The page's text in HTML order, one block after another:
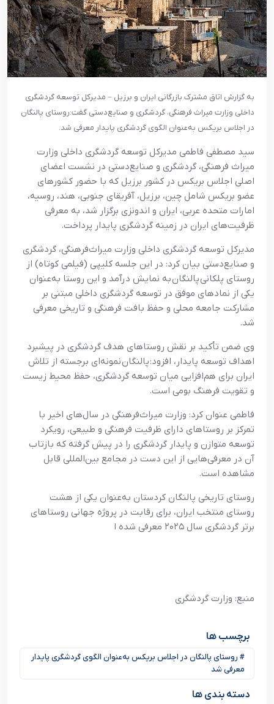
به گزارش اتاق مشترک بازرگانی ایران و برزیل – مدیرکل توسعه گردشگری
داخلی وزارت میراث‌ فرهنگی، گردشگری و صنایع‌دستی گفت:روستای پالنگان
در اجلاس بریکس به‌عنوان الگوی گردشگری پایدار معرفی شد.
سید مصطفی فاطمی مدیرکل توسعه گردشگری داخلی وزارت
میراث فرهنگی، گردشگری و صنایع‌دستی در نشست اعضای
اصلی اجلاس بریکس در کشور برزیل که با حضور کشورهای
عضو بریکس شامل چین، برزیل، آفریقای جنوبی، هند، روسیه،
امارات متحده عربی، ایران و اندونزی برگزار شد، به معرفی
ظرفیت‌های ایران در زمینه گردشگری پایدار پرداخت.
مدیرکل توسعه گردشگری داخلی وزارت میراث‌فرهنگی، گردشگری
و صنایع‌دستی بیان کرد: در این جلسه کلیپی (فیلمی کوتاه) از
روستای پلکانی پالنگان به نمایش درآمد و این روستا به‌عنوان
یکی از نمادهای موفق در توسعه گردشگری داخلی مبتنی بر
مشارکت جامعه محلی و حفظ بافت فرهنگی و تاریخی معرفی
شد.
وی ضمن تأکید بر نقش روستاهای هدف گردشگری در پیشبرد
اهداف توسعه پایدار، افزود: پالنگان نمونه‌ای برجسته از تلاش
ایران برای هم‌افزایی میان توسعه گردشگری، حفظ محیط زیست
و تقویت فرهنگ بومی است.
فاطمی عنوان کرد: وزارت میراث‌فرهنگی در سال‌های اخیر با
تمرکز بر روستاهای دارای ظرفیت فرهنگی و طبیعی، رویکرد
توسعه متوازن و پایدار گردشگری را در پیش گرفته که بازتاب
آن در معرفی‌هایی از این دست در مجامع بین‌المللی قابل
مشاهده است.
روستای تاریخی پالنگان کردستان به‌عنوان یکی از هشت
روستای منتخب ایران، برای رقابت در پروژه جهانی روستاهای
برتر گردشگری سال ۲۰۲۵ معرفی شده ا
منبع: وزارت گردشگری
برچسب ها
# روستای پالنگان در اجلاس بریکس به‌عنوان الگوی گردشگری پایدار
معرفی شد
دسته بندی ها